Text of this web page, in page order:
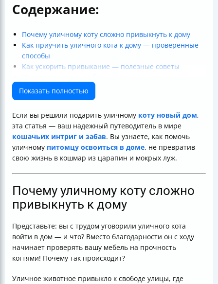
Содержание:
Почему уличному коту сложно привыкнуть к дому
Как приучить уличного кота к дому — проверенные
способы
Как ускорить привыкание — полезные советы
Полезные ссылки
Показать полностью
Если вы решили подарить уличному коту новый дом,
эта статья — ваш надежный путеводитель в мире
кошачьих интриг и забав. Вы узнаете, как помочь
уличному питомцу освоиться в доме, не превратив
свою жизнь в кошмар из царапин и мокрых луж.
Почему уличному коту сложно
привыкнуть к дому
Представьте: вы с трудом уговорили уличного кота
войти в дом — и что? Вместо благодарности он с ходу
начинает проверять вашу мебель на прочность
когтями! Почему так происходит?
Уличное животное привыкло к свободе улицы, где